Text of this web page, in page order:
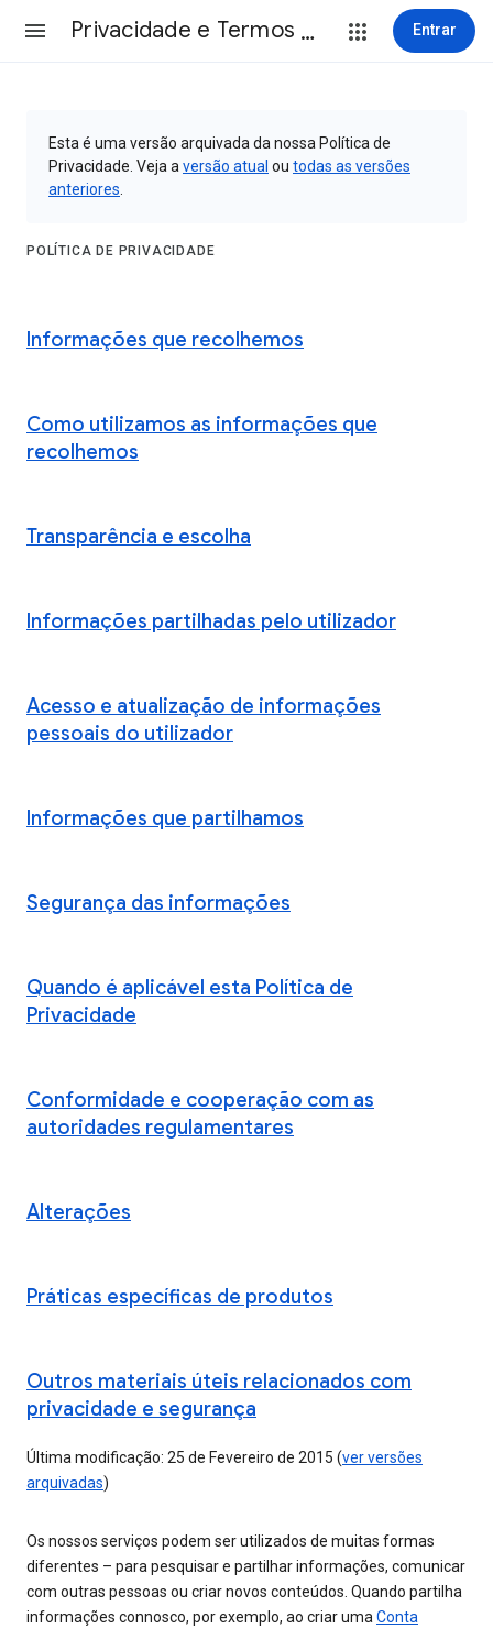
Privacidade e Termos de Utilização Entrar
Esta é uma versão arquivada da nossa Política de
Privacidade. Veja a versão atual ou todas as versões
anteriores
POLÍTICA DE PRIVACIDADE
Informações que recolhemos
Como utilizamos as informações que
recolhemos
Transparência e escolha
Informações partilhadas pelo utilizador
Acesso e atualização de informações
pessoais do utilizador
Informações que partilhamos
Segurança das informações
Quando é aplicável esta Política de
Privacidade
Conformidade e cooperação com as
autoridades regulamentares
Alterações
Práticas específicas de produtos
Outros materiais úteis relacionados com
privacidade e segurança
Última modificação: 25 de Fevereiro de 2015 (ver versões
arquivadas)
Os nossos serviços podem ser utilizados de muitas formas
diferentes – para pesquisar e partilhar informações, comunicar
com outras pessoas ou criar novos conteúdos. Quando partilha
informações connosco, por exemplo, ao criar umaConta